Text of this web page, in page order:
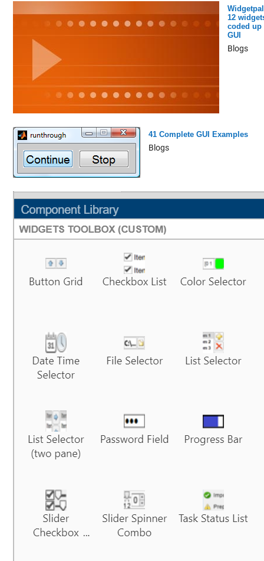
12
coded up
GUI
Blogs
41 Complete GUI Examples
Blogs